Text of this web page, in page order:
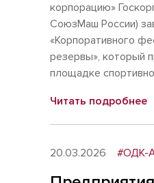
корпорацию»
СоюзМаш России)
«Корпоративного
резервы», который
площадке
Читать подробнее
20.03.2026 #ОДК-